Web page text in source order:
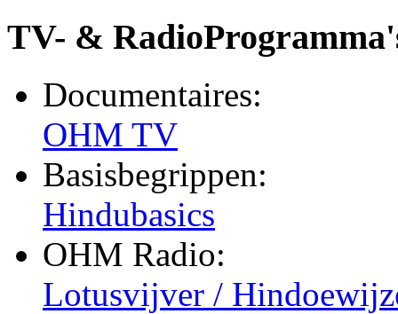
TV- &
Documentaires:
OHM TV
Basisbegrippen:
Hindubasics
OHM Radio:
Lotusvijver /